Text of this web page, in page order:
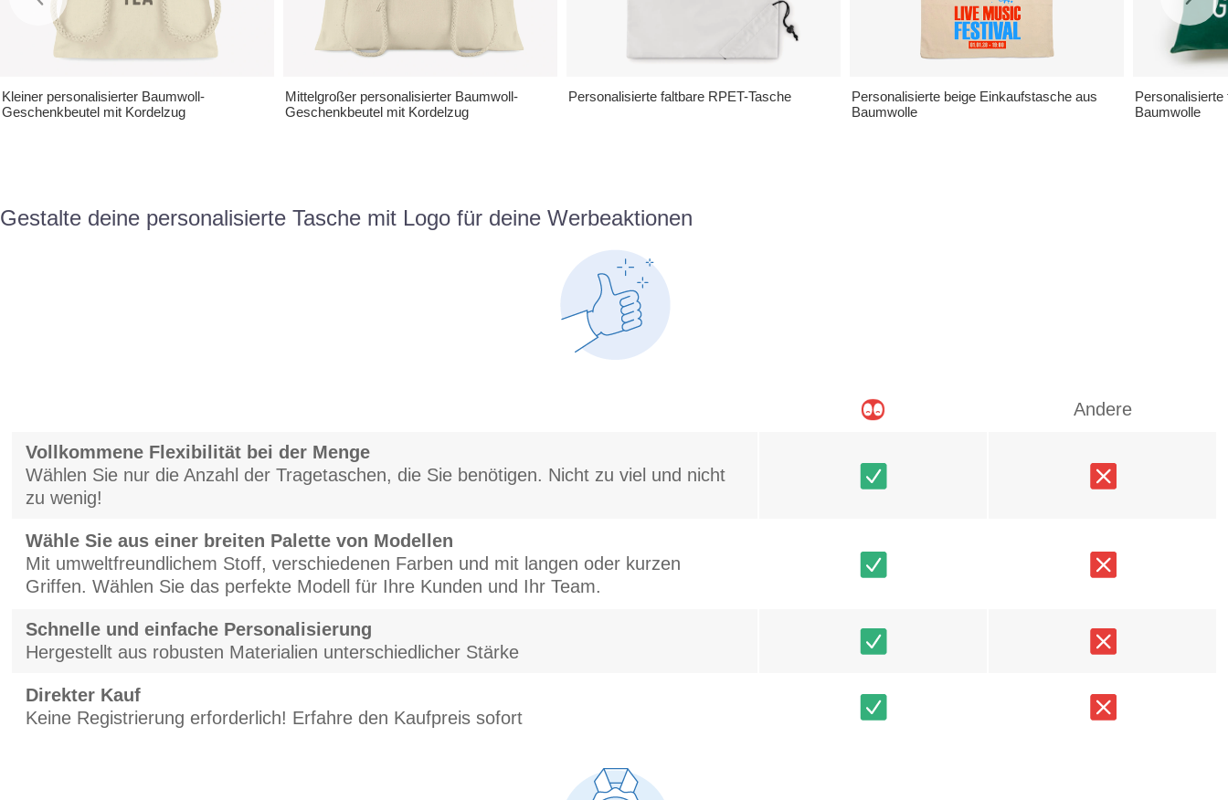
Kleiner personalisierter Baumwoll-
Geschenkbeutel mit Kordelzug
Mittelgroßer personalisierter Baumwoll-
Geschenkbeutel mit Kordelzug
Personalisierte faltbare RPET-Tasche
Personalisierte beige Einkaufstasche aus
Baumwolle
Personalisierte
Baumwolle
Gestalte deine personalisierte Tasche mit Logo für deine Werbeaktionen
Andere
Vollkommene Flexibilität bei der Menge
Wählen Sie nur die Anzahl der Tragetaschen, die Sie benötigen. Nicht zu viel und nicht
zu wenig!
Wähle Sie aus einer breiten Palette von Modellen
Mit umweltfreundlichem Stoff, verschiedenen Farben und mit langen oder kurzen
Griffen. Wählen Sie das perfekte Modell für Ihre Kunden und Ihr Team.
Schnelle und einfache Personalisierung
Hergestellt aus robusten Materialien unterschiedlicher Stärke
Direkter Kauf
Keine Registrierung erforderlich! Erfahre den Kaufpreis sofort